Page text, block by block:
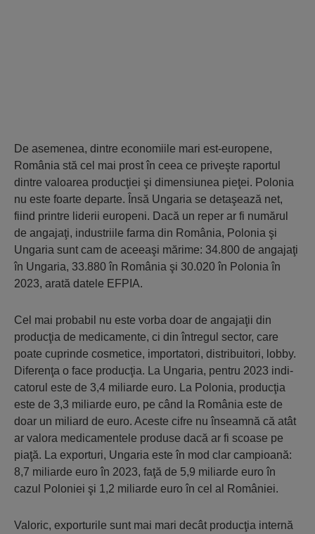
De asemenea, dintre economiile mari est-europene,
România stă cel mai prost în ceea ce priveşte raportul
dintre valoarea producţiei şi dimensiunea pieţei. Polonia
nu este foarte departe. Însă Ungaria se detaşează net,
fiind printre liderii europeni. Dacă un reper ar fi numărul
de angajaţi, industriile farma din România, Polonia şi
Ungaria sunt cam de aceeaşi mărime: 34.800 de angajaţi
în Ungaria, 33.880 în România şi 30.020 în Polonia în
2023, arată datele EFPIA.
Cel mai probabil nu este vorba doar de angajaţii din
producţia de medicamente, ci din întregul sector, care
poate cuprinde cosmetice, importatori, distribuitori, lobby.
Diferenţa o face producţia. La Ungaria, pentru 2023 indi­
catorul este de 3,4 miliarde euro. La Polonia, producţia
este de 3,3 miliarde euro, pe când la România este de
doar un miliard de euro. Aces­te cifre nu înseamnă că atât
ar valora me­dicamentele produse dacă ar fi scoase pe
pia­ţă. La exporturi, Ungaria este în mod clar campi­oană:
8,7 miliarde euro în 2023, faţă de 5,9 mi­liarde euro în
cazul Poloniei şi 1,2 mi­liarde euro în cel al României.
Valoric, exporturile sunt mai mari decât producţia internă